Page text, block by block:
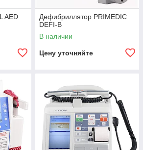
AED
Дефибриллятор PRIMEDIC
DEFI-B
В наличии
Цену уточняйте